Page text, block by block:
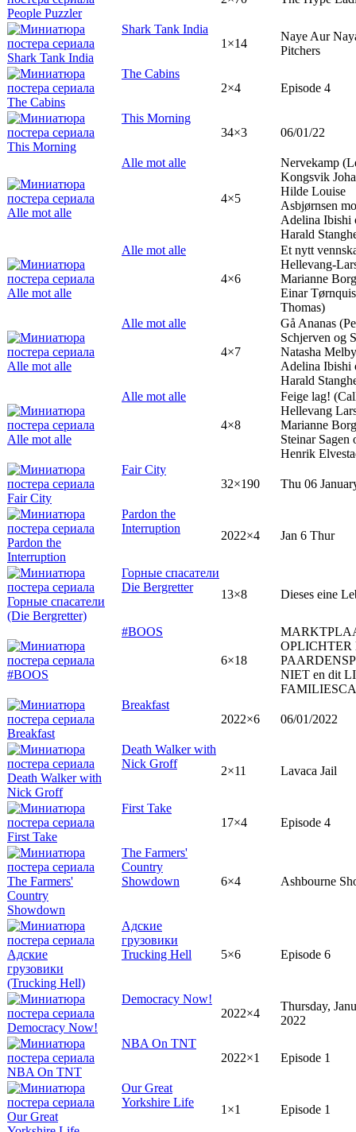
Shark Tank India
1×14
Naye Aur
Pitchers
The Cabins
2×4
Episode 4
This Morning
34×3
06/01/22
Alle mot alle
4×5
Nervekamp
Kongsvik
Hilde Louise
Asbjørnsen
Adelina Ibishi
Harald
Alle mot alle
4×6
Et nytt
Hellevang-
Marianne
Einar
Thomas)
Alle mot alle
4×7
Gå Ananas
Schjerven og
Natasha
Adelina Ibishi
Harald
Alle mot alle
4×8
Feige lag!
Hellevang
Marianne
Steinar Sagen
Henrik
Fair City
32×190
Thu 06
Pardon the
Interruption
2022×4 Jan 6 Thur
Горные спасатели
Die Bergretter
13×8 Dieses eine
#BOOS
6×18
OPLICHTER
NIET en dit
Breakfast
2022×6
06/01/2022
Death Walker with
Nick Groff
2×11 Lavaca Jail
First Take
17×4
Episode 4
The Farmers'
Country
Showdown
6×4 Ashbourne
Адские
грузовики
Trucking Hell
5×6 Episode 6
Democracy Now!
2022×4
Thursday,
2022
NBA On TNT
2022×1
Episode 1
Our Great
Yorkshire Life
1×1 Episode 1